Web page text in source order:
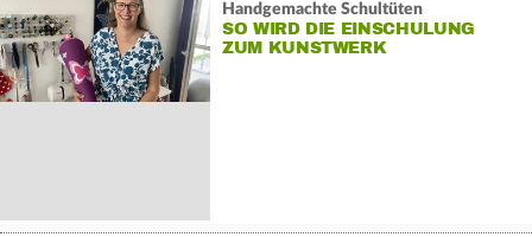
Handgemachte Schultüten
SO WIRD DIE EINSCHULUNG
ZUM KUNSTWERK